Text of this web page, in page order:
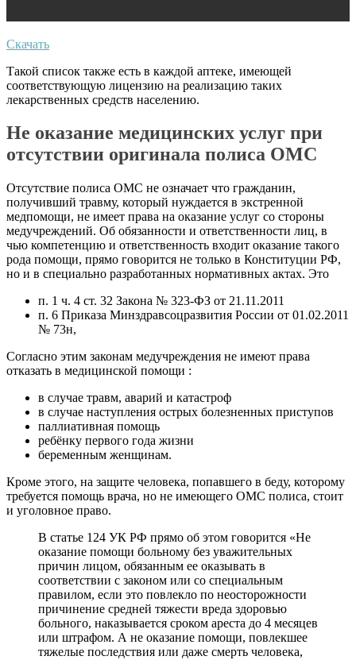
Скачать
Такой список также есть в каждой аптеке, имеющей
соответствующую лицензию на реализацию таких
лекарственных средств населению.
Не оказание медицинских услуг при
отсутствии оригинала полиса ОМС
Отсутствие полиса ОМС не означает что гражданин,
получивший травму, который нуждается в экстренной
медпомощи, не имеет права на оказание услуг со стороны
медучреждений. Об обязанности и ответственности лиц, в
чью компетенцию и ответственность входит оказание такого
рода помощи, прямо говорится не только в Конституции РФ,
но и в специально разработанных нормативных актах. Это
п. 1 ч. 4 ст. 32 Закона № 323-ФЗ от 21.11.2011
п. 6 Приказа Минздравсоцразвития России от 01.02.2011
№ 73н,
Согласно этим законам медучреждения не имеют права
отказать в медицинской помощи :
в случае травм, аварий и катастроф
в случае наступления острых болезненных приступов
паллиативная помощь
ребёнку первого года жизни
беременным женщинам.
Кроме этого, на защите человека, попавшего в беду, которому
требуется помощь врача, но не имеющего ОМС полиса, стоит
и уголовное право.
В статье 124 УК РФ прямо об этом говорится «Не
оказание помощи больному без уважительных
причин лицом, обязанным ее оказывать в
соответствии с законом или со специальным
правилом, если это повлекло по неосторожности
причинение средней тяжести вреда здоровью
больного, наказывается сроком ареста до 4 месяцев
или штрафом. А не оказание помощи, повлекшее
тяжелые последствия или даже смерть человека,